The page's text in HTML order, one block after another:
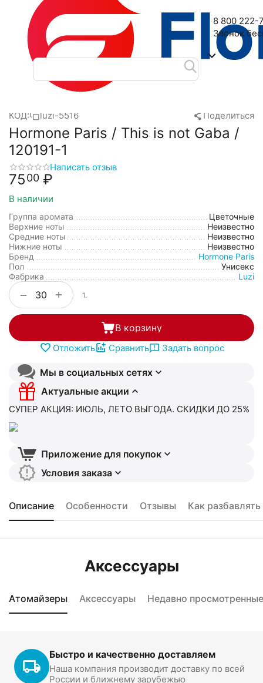
Наш адрес: 2-я Дубровская улица, 6
8 800 222-
Звонок
КОД: luzi-5516 Поделиться
Hormone Paris / This is not Gaba /
120191-1
Написать отзыв
7500 ₽
В наличии
Группа аромата
Цветочные
Верхние ноты
Неизвестно
Средние ноты
Неизвестно
Нижние ноты
Неизвестно
Бренд
Hormone Paris
Пол
Унисекс
Фабрика
Luzi
+
− 1.
В корзину
Отложить Сравнить Задать вопрос
Мы в социальных сетях
Актуальные акции
СУПЕР АКЦИЯ: ИЮЛЬ, ЛЕТО ВЫГОДА. СКИДКИ ДО 25%
Приложение для покупок
Условия заказа
Описание Особенности Отзывы Как
Аксессуары
Атомайзеры Аксессуары Недавно просмотренные
Быстро и качественно доставляем
Наша компания производит доставку по всей
России и ближнему зарубежью